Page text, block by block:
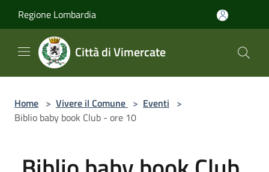
Regione Lombardia
Città di Vimercate
Home > Vivere il Comune > Eventi >
Biblio baby book Club - ore 10